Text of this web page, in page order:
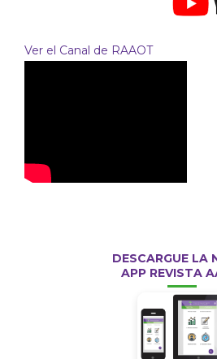
Ver el Canal de RAAOT
DESCARGUE LA
APP REVISTA